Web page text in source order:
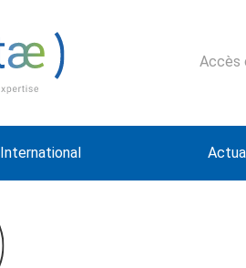
Accès
International